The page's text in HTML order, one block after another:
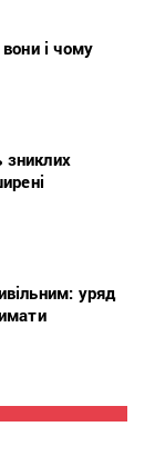
вони і чому
зниклих
уряд